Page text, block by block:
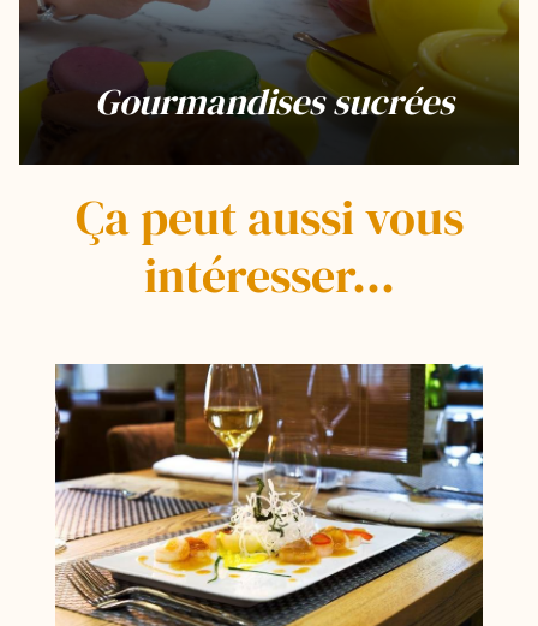
Gourmandises sucrées
Ça peut aussi vous
intéresser...